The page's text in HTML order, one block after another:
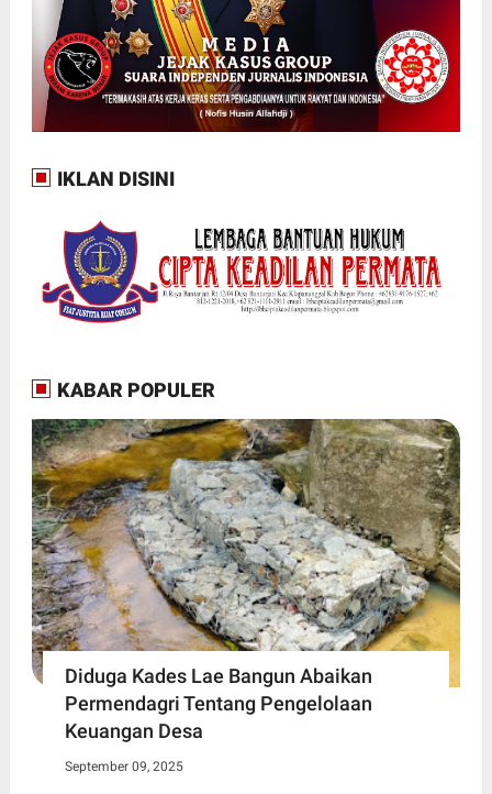
IKLAN DISINI
KABAR POPULER
Diduga Kades Lae Bangun Abaikan
Permendagri Tentang Pengelolaan
Keuangan Desa
September 09, 2025